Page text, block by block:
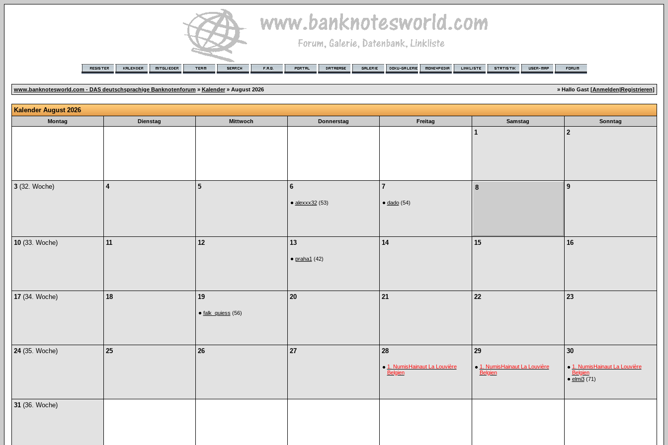
www.banknotesworld.com - DAS deutschsprachige Banknotenforum » Kalender» August 2026 » Hallo Gast [Anmelden|Registrieren]
Kalender August 2026
Montag Dienstag Mittwoch Donnerstag Freitag Samstag Sonntag
1 2
3(32. Woche) 4 5 6
alexxx32(53)
7
dado(54)
8 9
10(33. Woche) 11 12 13
praha1 (42)
14 15 16
17(34. Woche) 18 19
falk_quiess (56)
20 21 22 23
24(35. Woche) 25 26 27 28
1. NumisHainaut La Louvière
Belgien
29
1. NumisHainaut La Louvière
Belgien
30
1. NumisHainaut La Louvière
Belgien
elmi3(71)
31(36. Woche)